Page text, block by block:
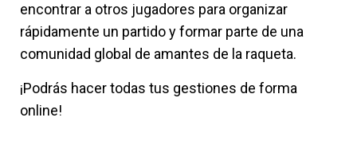
encontrar a otros jugadores para organizar
rápidamente un partido y formar parte de una
comunidad global de amantes de la raqueta.
¡Podrás hacer todas tus gestiones de forma
online!